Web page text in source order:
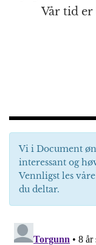
Vår tid
Vi i Document
interessant og
Vennligst les våre
du deltar.